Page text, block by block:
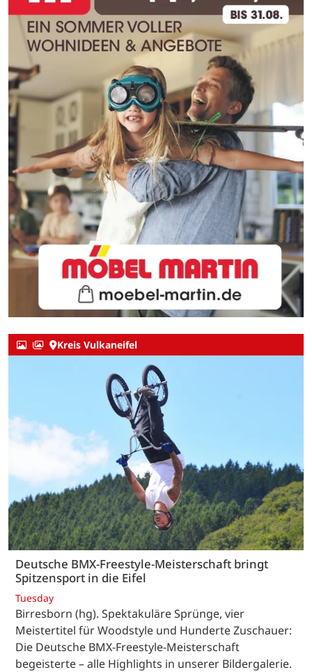
Kreis Vulkaneifel
Deutsche BMX-Freestyle-Meisterschaft bringt
Spitzensport in die Eifel
Tuesday
Birresborn (hg). Spektakuläre Sprünge, vier
Meistertitel für Woodstyle und Hunderte Zuschauer:
Die Deutsche BMX-Freestyle-Meisterschaft
begeisterte – alle Highlights in unserer Bildergalerie.